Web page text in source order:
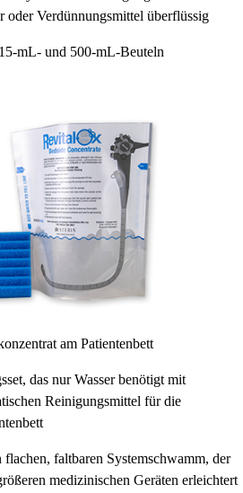
oder Verdünnungsmittel überflüssig
mL- und 500-mL-Beuteln
am Patientenbett
das nur Wasser benötigt mit
Reinigungsmittel für die
flachen, faltbaren Systemschwamm, der
medizinischen Geräten erleichtert